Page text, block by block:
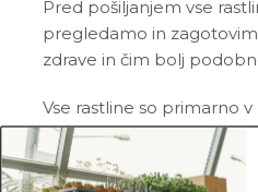
Pred pošiljanjem vse
pregledamo in
zdrave in čim bolj
Vse rastline so primarno
lončkih. Okrasni lonec ni